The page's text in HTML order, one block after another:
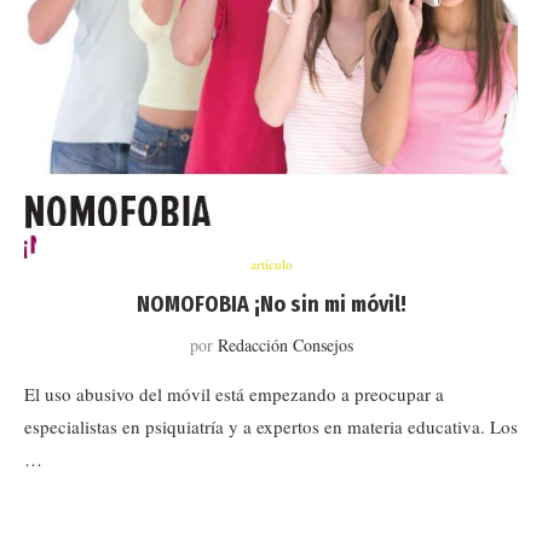
artículo
NOMOFOBIA ¡No sin mi móvil!
por Redacción Consejos
El uso abusivo del móvil está empezando a preocupar a
especialistas en psiquiatría y a expertos en materia educativa. Los
…